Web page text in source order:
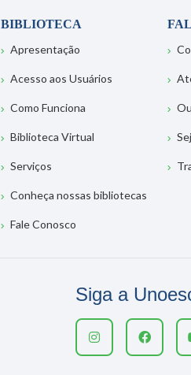
BIBLIOTECA
Apresentação
Acesso aos Usuários
Como Funciona
Biblioteca Virtual
Serviços
Conheça nossas bibliotecas
Fale Conosco
Siga a